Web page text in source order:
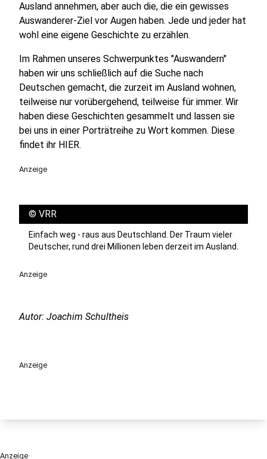
Ausland annehmen, aber auch die, die ein gewisses
Auswanderer-Ziel vor Augen haben. Jede und jeder hat
wohl eine eigene Geschichte zu erzählen.
Im Rahmen unseres Schwerpunktes "Auswandern"
haben wir uns schließlich auf die Suche nach
Deutschen gemacht, die zurzeit im Ausland wohnen,
teilweise nur vorübergehend, teilweise für immer. Wir
haben diese Geschichten gesammelt und lassen sie
bei uns in einer Porträtreihe zu Wort kommen. Diese
findet ihr HIER.
Anzeige
© VRR
Einfach weg - raus aus Deutschland. Der Traum vieler
Deutscher, rund drei Millionen leben derzeit im Ausland.
Anzeige
Autor: Joachim Schultheis
Anzeige
Anzeige